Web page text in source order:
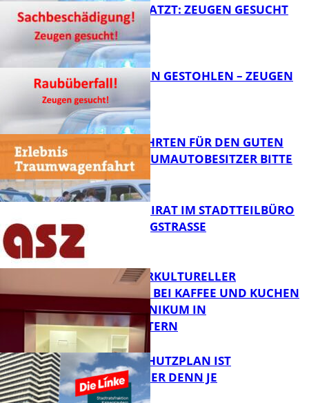
AUTO ZERKRATZT: ZEUGEN GESUCHT
FB News
TEURE KETTEN GESTOHLEN – ZEUGEN
GESUCHT!
FB News
SPENDENFAHRTEN FÜR DEN GUTEN
ZWECK – TRAUMAUTOBESITZER BITTE
MELDEN!
FB News
SENIORENBEIRAT IM STADTTEILBÜRO
IN DER KÖNIGSTRASSE
FB Gesundheit
NEUER INTERKULTURELLER
TREFFPUNKT BEI KAFFEE UND KUCHEN
IM PFALZKLINIKUM IN
KAISERSLAUTERN
EIN HITZESCHUTZPLAN IST
NOTWENDIGER DENN JE